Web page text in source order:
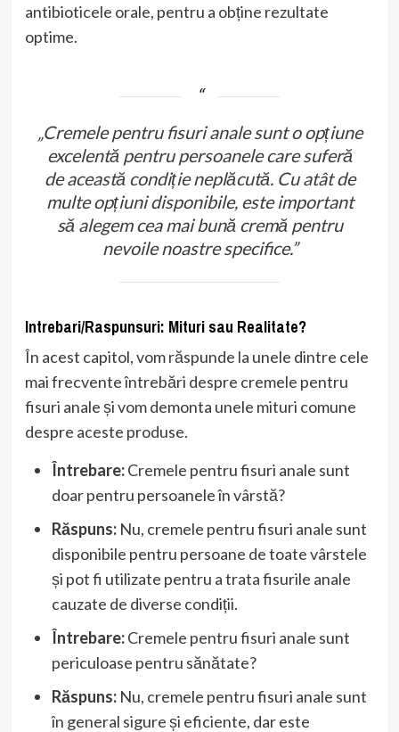
antibioticele orale, pentru a obține rezultate
optime.
„Cremele pentru fisuri anale sunt o opțiune
excelentă pentru persoanele care suferă
de această condiție neplăcută. Cu atât de
multe opțiuni disponibile, este important
să alegem cea mai bună cremă pentru
nevoile noastre specifice.”
Intrebari/Raspunsuri: Mituri sau Realitate?
În acest capitol, vom răspunde la unele dintre cele
mai frecvente întrebări despre cremele pentru
fisuri anale și vom demonta unele mituri comune
despre aceste produse.
Întrebare:Cremele pentru fisuri anale sunt
doar pentru persoanele în vârstă?
Răspuns:Nu, cremele pentru fisuri anale sunt
disponibile pentru persoane de toate vârstele
și pot fi utilizate pentru a trata fisurile anale
cauzate de diverse condiții.
Întrebare:Cremele pentru fisuri anale sunt
periculoase pentru sănătate?
Răspuns:Nu, cremele pentru fisuri anale sunt
în general sigure și eficiente, dar este